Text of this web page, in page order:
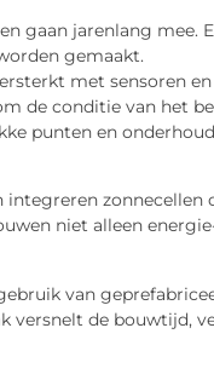
gaan jarenlang mee.
gemaakt.
met sensoren en
de conditie van het
punten en
zonnecellen
niet alleen
van
versnelt de bouwtijd,